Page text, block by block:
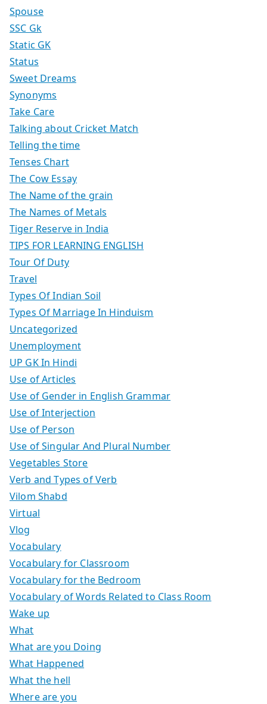
Spouse
SSC Gk
Static GK
Status
Sweet Dreams
Synonyms
Take Care
Talking about Cricket Match
Telling the time
Tenses Chart
The Cow Essay
The Name of the grain
The Names of Metals
Tiger Reserve in India
TIPS FOR LEARNING ENGLISH
Tour Of Duty
Travel
Types Of Indian Soil
Types Of Marriage In Hinduism
Uncategorized
Unemployment
UP GK In Hindi
Use of Articles
Use of Gender in English Grammar
Use of Interjection
Use of Person
Use of Singular And Plural Number
Vegetables Store
Verb and Types of Verb
Vilom Shabd
Virtual
Vlog
Vocabulary
Vocabulary for Classroom
Vocabulary for the Bedroom
Vocabulary of Words Related to Class Room
Wake up
What
What are you Doing
What Happened
What the hell
Where are you